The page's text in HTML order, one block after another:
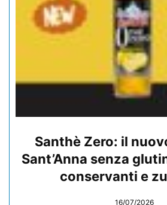
Santhè Zero: il
Sant’Anna senza
conservanti e
16/07/2026